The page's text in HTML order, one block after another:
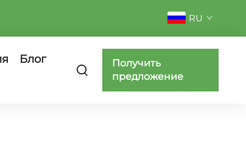
RU
Блог
Получить
предложение